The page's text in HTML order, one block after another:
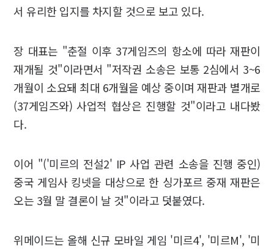
서 유리한 입지를 차지할 것으로 보고 있다.
장 대표는 "춘절 이후 37게임즈의 항소에 따라 재판이
재개될 것"이라면서 "저작권 소송은 보통 2심에서 3~6
개월이 소요돼 최대 6개월을 예상 중이며 재판과 별개로
(37게임즈와) 사업적 협상은 진행할 것"이라고 내다봤
다.
이어 "('미르의 전설2' IP 사업 관련 소송을 진행 중인)
중국 게임사 킹넷을 대상으로 한 싱가포르 중재 재판은
오는 3월 말 결론이 날 것"이라고 덧붙였다.
위메이드는 올해 신규 모바일 게임 '미르4', '미르M', '미